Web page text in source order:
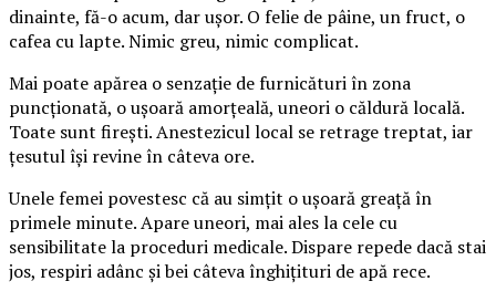
dinainte, fă-o acum, dar ușor. O felie de pâine, un fruct, o
cafea cu lapte. Nimic greu, nimic complicat.
Mai poate apărea o senzație de furnicături în zona
puncționată, o ușoară amorțeală, uneori o căldură locală.
Toate sunt firești. Anestezicul local se retrage treptat, iar
țesutul își revine în câteva ore.
Unele femei povestesc că au simțit o ușoară greață în
primele minute. Apare uneori, mai ales la cele cu
sensibilitate la proceduri medicale. Dispare repede dacă stai
jos, respiri adânc și bei câteva înghițituri de apă rece.